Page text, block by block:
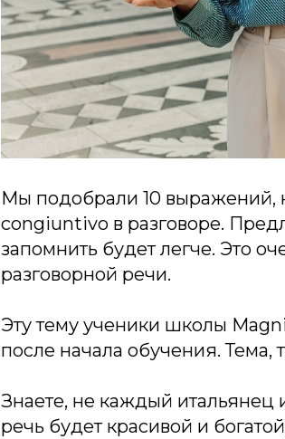
Мы подобрали 10 выражений,
congiuntivo в разговоре.
запомнить будет легче. Это
разговорной речи.
Эту тему ученики школы
после начала обучения. Тема,
Знаете, не каждый
речь будет красивой и